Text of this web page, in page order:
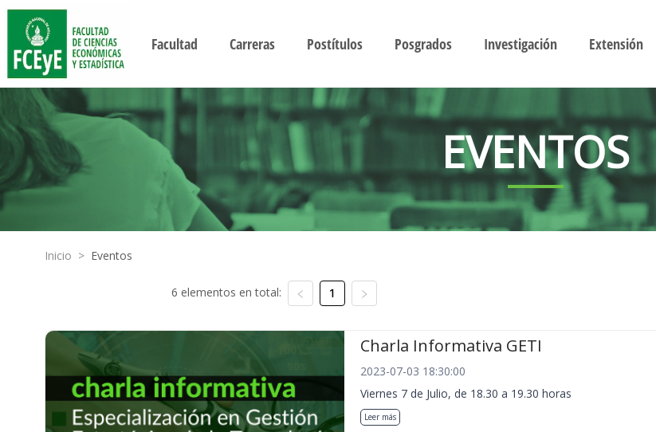
Facultad Carreras Postítulos Posgrados Investigación Extensión
EVENTOS
Inicio > Eventos
6 elementos en total: 1
Charla Informativa GETI
2023-07-03 18:30:00
Viernes 7 de Julio, de 18.30 a 19.30 horas
Leer más